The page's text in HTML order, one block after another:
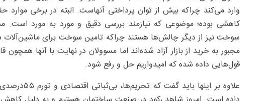
وارد می‌کند چراکه بیش از توان پرداختی آنهاست. البته در برخی موارد
کاهشی بوده؛ موضوعی که نیازمند بررسی دقیق و مورد به مورد است.
سوخت نیز از دیگر چالش‌ها هستند چراکه تامین سوخت برای
مجبور به خرید از بازار آزاد شده‌اند اما مسوولان در نهایت با آنها
قول‌هایی داده شده که امیدواریم حل و رفع شود.
علاوه بر